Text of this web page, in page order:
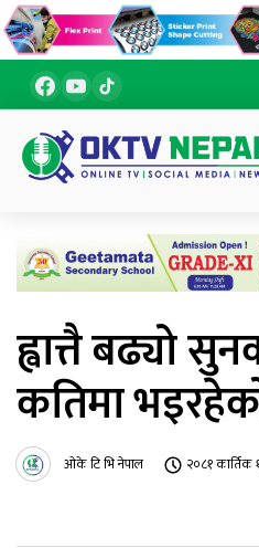
ह्वात्तै बढ्यो
कतिमा
ओके टि भि नेपाल २०८१ कार्तिक